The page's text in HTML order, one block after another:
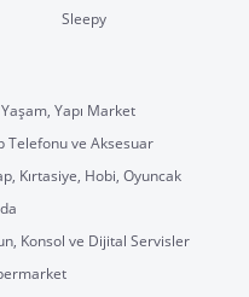
Sleepy
Yaşam, Yapı Market
Telefonu ve Aksesuar
Kırtasiye, Hobi, Oyuncak
Konsol ve Dijital Servisler